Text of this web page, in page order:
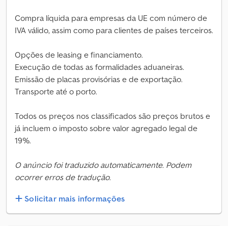
Compra líquida para empresas da UE com número de
IVA válido, assim como para clientes de países terceiros.
Opções de leasing e financiamento.
Execução de todas as formalidades aduaneiras.
Emissão de placas provisórias e de exportação.
Transporte até o porto.
Todos os preços nos classificados são preços brutos e
já incluem o imposto sobre valor agregado legal de
19%.
O anúncio foi traduzido automaticamente. Podem
ocorrer erros de tradução.
Solicitar mais informações